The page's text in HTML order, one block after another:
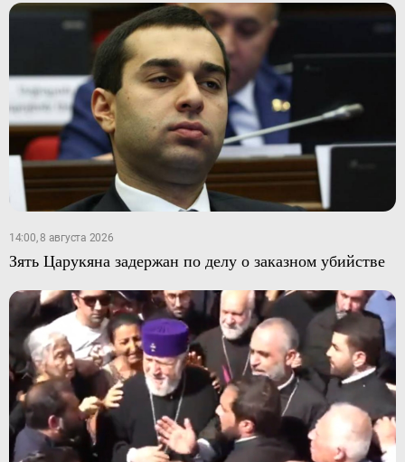
14:00, 8 августа 2026
Зять Царукяна задержан по делу о заказном убийстве